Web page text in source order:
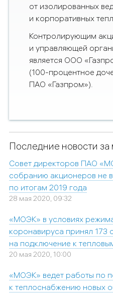
от изолированных
и корпоративных
Контролирующим
и управляющей
является ООО
(100-процентное
ПАО «Газпром»).
Последние новости за
Совет директоров ПАО
собранию акционеров не
по итогам 2019 года
28 мая 2020, 09:32
«МОЭК» в условиях
коронавируса принял 173
на подключение к
20 мая 2020, 10:00
«МОЭК» ведет работы по
к теплоснабжению новых